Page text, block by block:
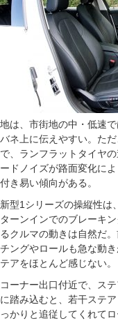
地は、市街地の中・低速
バネ上に伝えやすい。た
で、ランフラットタイヤ
ードノイズが路面変化に
付き易い傾向がある。
新型1シリーズの操縦性は
ターンインでのブレーキ
るクルマの動きは自然だ
チングやロールも急な動
テアをほとんど感じない。
コーナー出口付近で、ス
に踏み込むと、若干ステ
っかりと追従してくれて